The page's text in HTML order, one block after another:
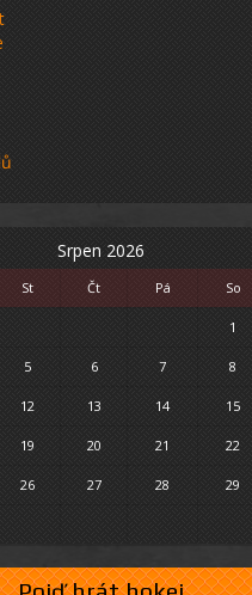
Srpen 2026
St Čt Pá So
1
5 6 7 8
12 13 14 15
19 20 21 22
26 27 28 29